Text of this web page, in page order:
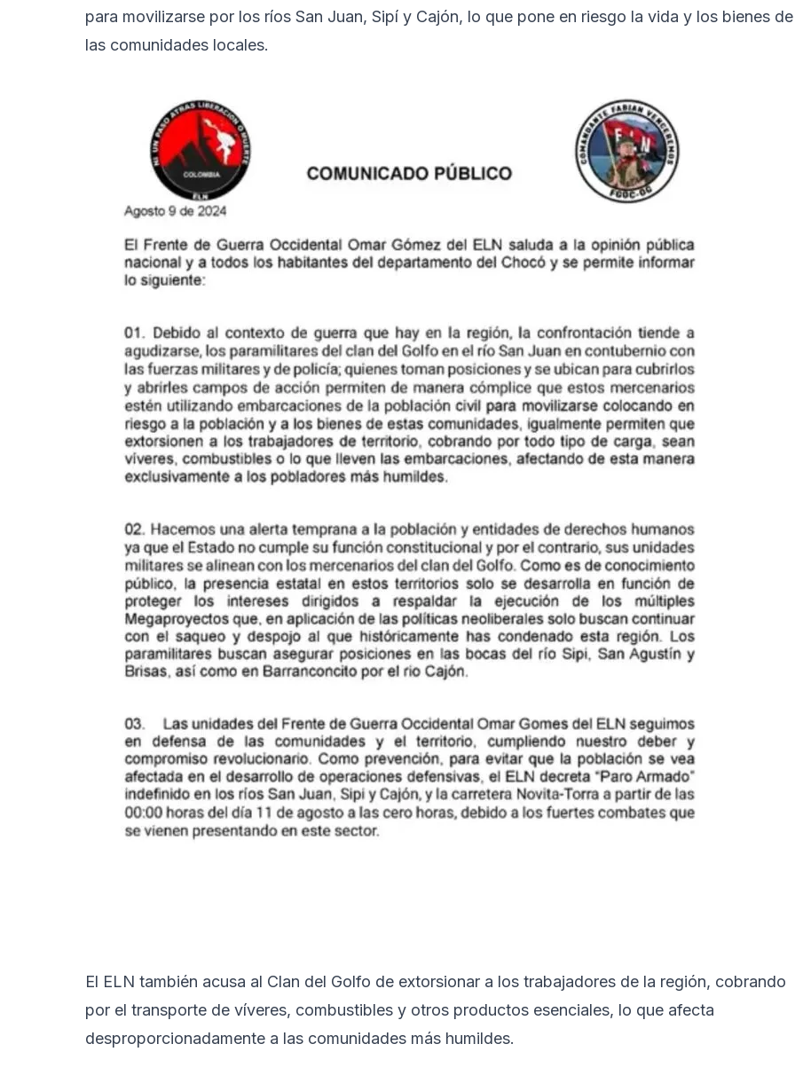
para movilizarse por los ríos San Juan, Sipí y Cajón, lo que pone en riesgo la vida y los bienes de
las comunidades locales.
El ELN también acusa al Clan del Golfo de extorsionar a los trabajadores de la región, cobrando
por el transporte de víveres, combustibles y otros productos esenciales, lo que afecta
desproporcionadamente a las comunidades más humildes.